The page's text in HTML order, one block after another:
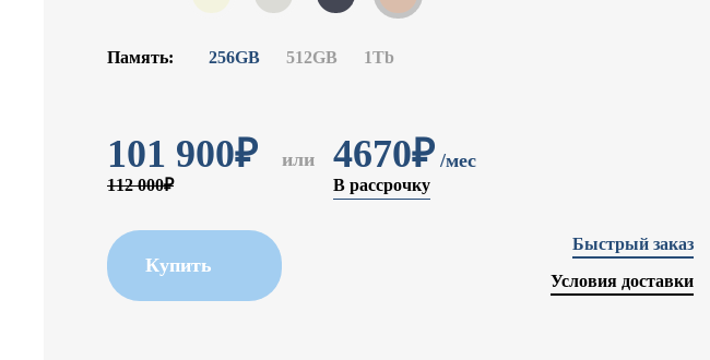
Память: 256GB 512GB 1Tb
101 900₽ или 4670₽ /мес
В рассрочку
112 000₽
Купить
Быстрый заказ
Условия доставки